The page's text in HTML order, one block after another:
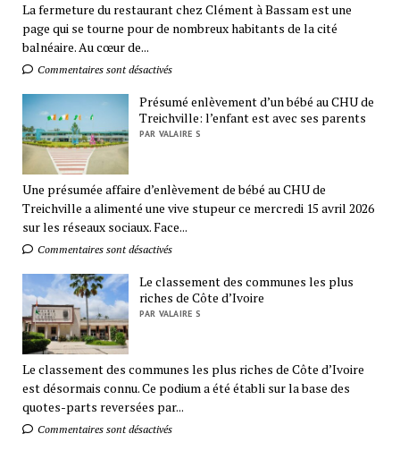
La fermeture du restaurant chez Clément à Bassam est une
page qui se tourne pour de nombreux habitants de la cité
balnéaire. Au cœur de...
Commentaires sont désactivés
Présumé enlèvement d’un bébé au CHU de
Treichville: l’enfant est avec ses parents
PAR VALAIRE S
Une présumée affaire d’enlèvement de bébé au CHU de
Treichville a alimenté une vive stupeur ce mercredi 15 avril 2026
sur les réseaux sociaux. Face...
Commentaires sont désactivés
Le classement des communes les plus
riches de Côte d’Ivoire
PAR VALAIRE S
Le classement des communes les plus riches de Côte d’Ivoire
est désormais connu. Ce podium a été établi sur la base des
quotes-parts reversées par...
Commentaires sont désactivés